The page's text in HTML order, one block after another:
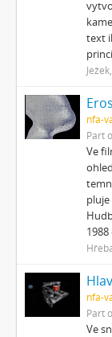
text
nfa-
Part
Ve
nfa-
Part
Ve